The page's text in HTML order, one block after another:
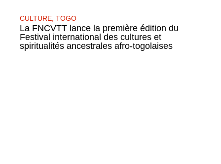
CULTURE TOGO
La FNCVTT lance la première édition du
Festival international des cultures et
spiritualités ancestrales afro-togolaises